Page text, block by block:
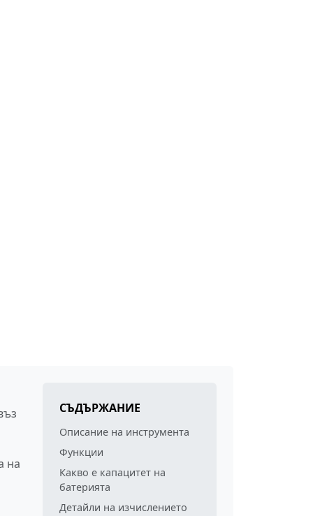
на
СЪДЪРЖАНИЕ
Описание на инструмента
Функции
Какво е капацитет на
батерията
Детайли на изчислението